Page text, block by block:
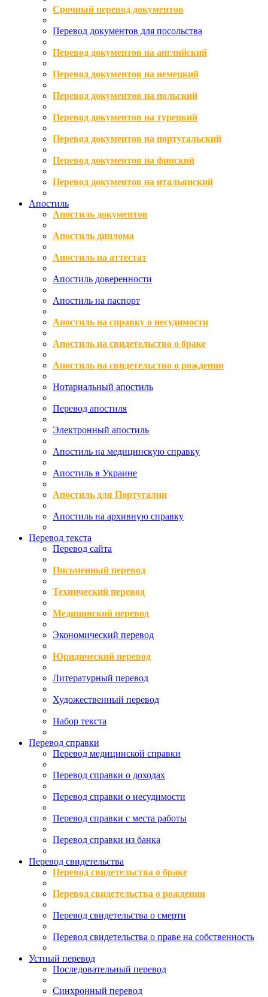
Срочный перевод документов
Перевод документов для посольства
Перевод документов на английский
Перевод документов на немецкий
Перевод документов на польский
Перевод документов на турецкий
Перевод документов на португальский
Перевод документов на финский
Перевод документов на итальянский
Апостиль
Апостиль документов
Апостиль диплома
Апостиль на аттестат
Апостиль доверенности
Апостиль на паспорт
Апостиль на справку о несудимости
Апостиль на свидетельство о браке
Апостиль на свидетельство о рождении
Нотариальный апостиль
Перевод апостиля
Электронный апостиль
Апостиль на медицинскую справку
Апостиль в Украине
Апостиль для Португалии
Апостиль на архивную справку
Перевод текста
Перевод сайта
Письменный перевод
Технический перевод
Медицинский перевод
Экономический перевод
Юридический перевод
Литературный перевод
Художественный перевод
Набор текста
Перевод справки
Перевод медицинской справки
Перевод справки о доходах
Перевод справки о несудимости
Перевод справки с места работы
Перевод справки из банка
Перевод свидетельства
Перевод свидетельства о браке
Перевод свидетельства о рождении
Перевод свидетельства о смерти
Перевод свидетельства о праве на собственность
Устный перевод
Последовательный перевод
Синхронный перевод